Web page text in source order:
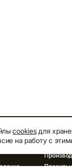
cookiesдля
на работу с
АКТИВЫ